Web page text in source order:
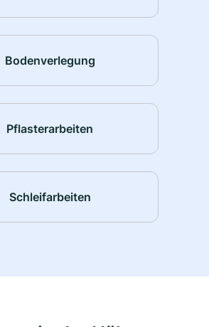
Bodenverlegung
Pflasterarbeiten
Schleifarbeiten